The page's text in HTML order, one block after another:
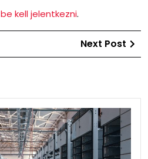
be kell jelentkezni.
Next Post